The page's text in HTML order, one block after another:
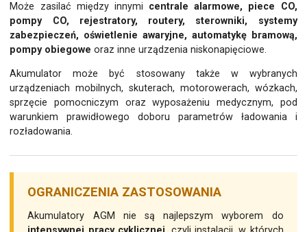
Może zasilać między innymi centrale alarmowe, piece CO,
pompy CO, rejestratory, routery, sterowniki, systemy
zabezpieczeń, oświetlenie awaryjne, automatykę bramową,
pompy obiegowe oraz inne urządzenia niskonapięciowe.
Akumulator może być stosowany także w wybranych
urządzeniach mobilnych, skuterach, motorowerach, wózkach,
sprzęcie pomocniczym oraz wyposażeniu medycznym, pod
warunkiem prawidłowego doboru parametrów ładowania i
rozładowania.
OGRANICZENIA ZASTOSOWANIA
Akumulatory AGM nie są najlepszym wyborem do